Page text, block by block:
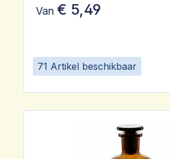
71 Artikel beschikbaar
Van € 5,49